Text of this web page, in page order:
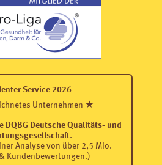
Service 2026
Unternehmen ★
DQBG Deutsche Qualitäts- und
.
Analyse von über 2,5 Mio.
Kundenbewertungen.)